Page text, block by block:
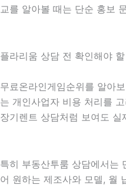
교를 알아볼 때는 단순 홍보
플라리움 상담 전 확인해야
무료온라인게임순위를 알아
는 개인사업자 비용 처리를
장기렌트 상담처럼 보여도
특히 부동산투룸 상담에서는
어 원하는 제조사와 모델, 월